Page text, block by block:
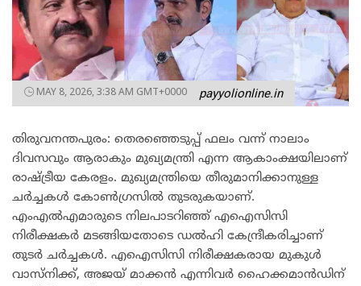
MAY 8, 2026, 3:38 AM GMT+0000 payyolionline.in
തിരുവനന്തപുരം: തെരഞ്ഞെടുപ്പ് ഫലം വന്ന് നാലാം
ദിവസവും ആരാകും മുഖ്യമന്ത്രി എന്ന ആകാംക്ഷയിലാണ്
രാഷ്ട്രീയ കേരളം. മുഖ്യമന്ത്രിയെ തീരുമാനിക്കാനുള്ള
ചര്‍ച്ചകള്‍ കോണ്‍ഗ്രസില്‍ തുടരുകയാണ്.
എംഎല്‍എമാരുടെ നിലപാടറിഞ്ഞ് എഐസിസി
നിരീക്ഷകര്‍ മടങ്ങിയതോടെ ഡല്‍ഹി കേന്ദ്രീകരിച്ചാണ്
തുടര്‍ ചര്‍ച്ചകള്‍. എഐസിസി നിരീക്ഷകരായ മുകുള്‍
വാസ്‌നിക്ക്, അജയ് മാക്കന്‍ എന്നിവര്‍ ഹൈക്കമാന്‍ഡിന്